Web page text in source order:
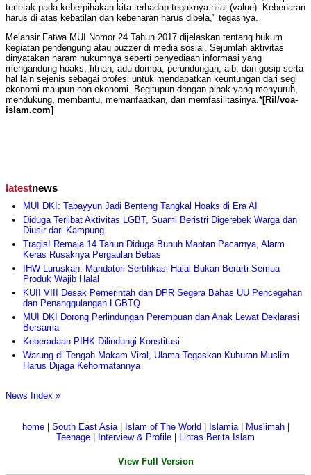
terletak pada keberpihakan kita terhadap tegaknya nilai (value). Kebenaran
harus di atas kebatilan dan kebenaran harus dibela," tegasnya.
Melansir Fatwa MUI Nomor 24 Tahun 2017 dijelaskan tentang hukum
kegiatan pendengung atau buzzer di media sosial. Sejumlah aktivitas
dinyatakan haram hukumnya seperti penyediaan informasi yang
mengandung hoaks, fitnah, adu domba, perundungan, aib, dan gosip serta
hal lain sejenis sebagai profesi untuk mendapatkan keuntungan dari segi
ekonomi maupun non-ekonomi. Begitupun dengan pihak yang menyuruh,
mendukung, membantu, memanfaatkan, dan memfasilitasinya.*[Ril/voa-
islam.com]
latestnews
MUI DKI: Tabayyun Jadi Benteng Tangkal Hoaks di Era AI
Diduga Terlibat Aktivitas LGBT, Suami Beristri Digerebek Warga dan
Diusir dari Kampung
Tragis! Remaja 14 Tahun Diduga Bunuh Mantan Pacarnya, Alarm
Keras Rusaknya Pergaulan Bebas
IHW Luruskan: Mandatori Sertifikasi Halal Bukan Berarti Semua
Produk Wajib Halal
KUII VIII Desak Pemerintah dan DPR Segera Bahas UU Pencegahan
dan Penanggulangan LGBTQ
MUI DKI Dorong Perlindungan Perempuan dan Anak Lewat Deklarasi
Bersama
Keberadaan PIHK Dilindungi Konstitusi
Warung di Tengah Makam Viral, Ulama Tegaskan Kuburan Muslim
Harus Dijaga Kehormatannya
News Index »
home| South East Asia| Islam of The World Islamia| Muslimah|
Teenage
Interview & Profile Lintas Berita Islam
View Full Version